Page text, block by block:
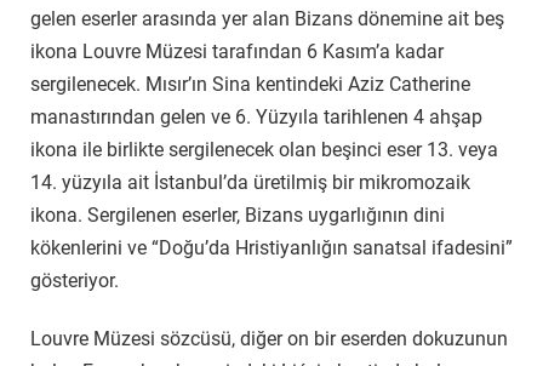
gelen eserler arasında yer alan Bizans dönemine ait beş
ikona Louvre Müzesi tarafından 6 Kasım’a kadar
sergilenecek. Mısır’ın Sina kentindeki Aziz Catherine
manastırından gelen ve 6. Yüzyıla tarihlenen 4 ahşap
ikona ile birlikte sergilenecek olan beşinci eser 13. veya
14. yüzyıla ait İstanbul’da üretilmiş bir mikromozaik
ikona. Sergilenen eserler, Bizans uygarlığının dini
kökenlerini ve “Doğu’da Hristiyanlığın sanatsal ifadesini”
gösteriyor.
Louvre Müzesi sözcüsü, diğer on bir eserden dokuzunun